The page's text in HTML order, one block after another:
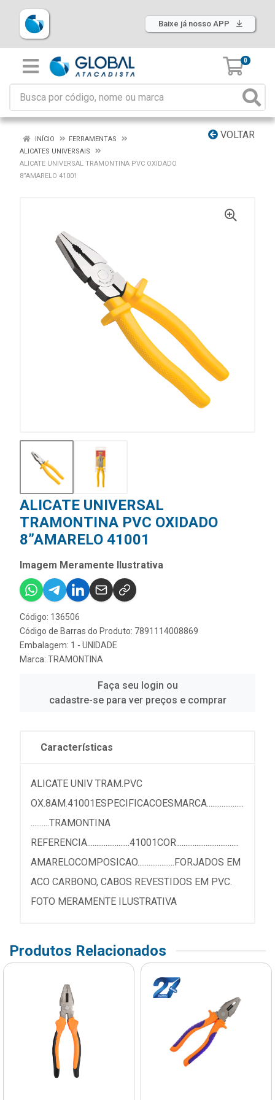
Baixe já nosso APP
0
VOLTAR
INÍCIO
FERRAMENTAS
ALICATES UNIVERSAIS
ALICATE UNIVERSAL TRAMONTINA PVC OXIDADO
8”AMARELO 41001
ALICATE UNIVERSAL
TRAMONTINA PVC OXIDADO
8”AMARELO 41001
Imagem Meramente Ilustrativa
Código: 136506
Código de Barras do Produto: 7891114008869
Embalagem: 1 - UNIDADE
Marca: TRAMONTINA
Faça seu login ou
cadastre-se para ver preços e comprar
Características
ALICATE UNIV TRAM.PVC
OX.8AM.41001ESPECIFICACOESMARCA....................
..........TRAMONTINA
REFERENCIA.......................41001COR..................................
AMARELOCOMPOSICAO....................FORJADOS EM
ACO CARBONO, CABOS REVESTIDOS EM PVC.
FOTO MERAMENTE ILUSTRATIVA
Produtos Relacionados